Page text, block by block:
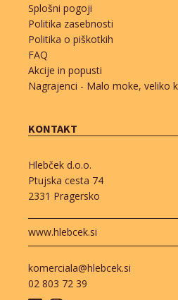
Splošni pogoji
Politika zasebnosti
Politika o piškotkih
FAQ
Akcije in popusti
Nagrajenci - Malo moke, veliko
KONTAKT
Hlebček d.o.o.
Ptujska cesta 74
2331 Pragersko
www.hlebcek.si
komerciala@hlebcek.si
02 803 72 39